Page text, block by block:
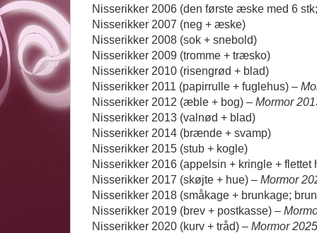
Nisserikker 2006 (den første æske med 6
Nisserikker 2007 (neg + æske)
Nisserikker 2008 (sok + snebold)
Nisserikker 2009 (tromme + træsko)
Nisserikker 2010 (risengrød + blad)
Nisserikker 2011 (papirrulle + fuglehus) –
Nisserikker 2012 (æble + bog) – Mormor
Nisserikker 2013 (valnød + blad)
Nisserikker 2014 (brænde + svamp)
Nisserikker 2015 (stub + kogle)
Nisserikker 2016 (appelsin + kringle + flettet
Nisserikker 2017 (skøjte + hue) – Mormor
Nisserikker 2018 (småkage + brunkage;
Nisserikker 2019 (brev + postkasse) –
Nisserikker 2020 (kurv + tråd) – Mormor 2025